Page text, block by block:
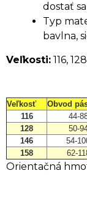
dostať
Typ
bavlna,
Veľkosti: 116,
Veľkosť Obvod
116 44-
128
50-
146
54-
158
62-
Orientačná